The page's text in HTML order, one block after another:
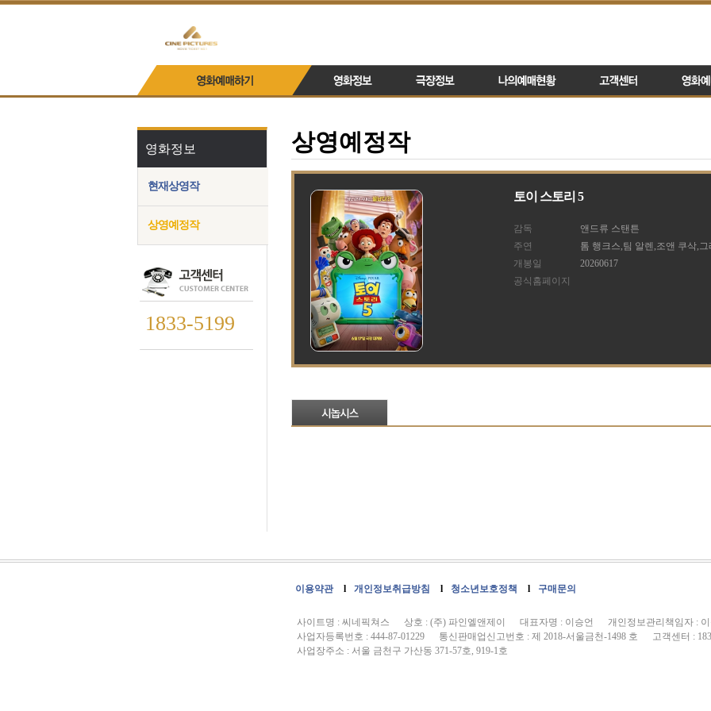
영화정보
현재상영작
상영예정작
1833-5199
상영예정작
토이 스토리 5
감독
주연
개봉일
공식홈페이지
앤드류 스탠튼
톰 행크스,팀 알렌,조앤 쿠삭,그
20260617
이용약관 l 개인정보취급방침 l 청소년보호정책 l 구매문의
사이트명 : 씨네픽쳐스 상호 : (주) 파인엘앤제이 대표자명 : 이승언 개인정보관리책임자 : 이
사업자등록번호 : 444-87-01229 통신판매업신고번호 : 제 2018-서울금천-1498 호 고객센터 :
사업장주소 : 서울 금천구 가산동 371-57호, 919-1호